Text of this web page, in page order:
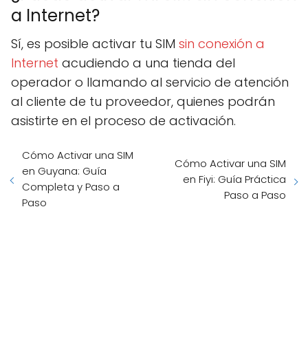
a Internet?
Sí, es posible activar tu SIM sin conexión a
Internet acudiendo a una tienda del
operador o llamando al servicio de atención
al cliente de tu proveedor, quienes podrán
asistirte en el proceso de activación.
Cómo Activar una SIM
en Guyana: Guía
Completa y Paso a
Paso
Cómo Activar una SIM
en Fiyi: Guía Práctica
Paso a Paso